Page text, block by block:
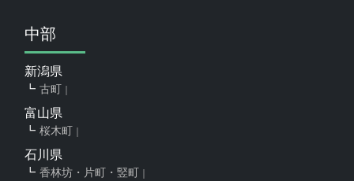
中部
新潟県
古町
富山県
桜木町
石川県
香林坊・片町・竪町